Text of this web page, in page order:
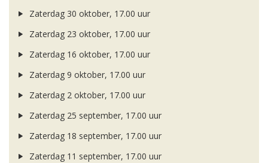
Zaterdag 30 oktober, 17.00 uur
Zaterdag 23 oktober, 17.00 uur
Zaterdag 16 oktober, 17.00 uur
Zaterdag 9 oktober, 17.00 uur
Zaterdag 2 oktober, 17.00 uur
Zaterdag 25 september, 17.00 uur
Zaterdag 18 september, 17.00 uur
Zaterdag 11 september, 17.00 uur